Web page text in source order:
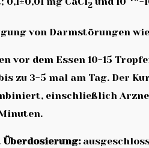
2
von Darmstörungen
vor dem Essen 10-15
zu 3-5 mal am Tag. Der
einschließlich
Überdosierung: